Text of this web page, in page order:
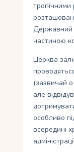
Державний
частиною
Церква
(зазвичай
але
особливо
всередині